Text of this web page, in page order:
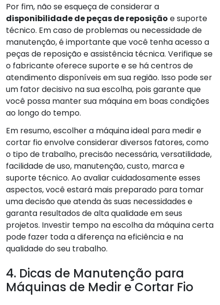
Por fim, não se esqueça de considerar a
disponibilidade de peças de reposição e suporte
técnico. Em caso de problemas ou necessidade de
manutenção, é importante que você tenha acesso a
peças de reposição e assistência técnica. Verifique se
o fabricante oferece suporte e se há centros de
atendimento disponíveis em sua região. Isso pode ser
um fator decisivo na sua escolha, pois garante que
você possa manter sua máquina em boas condições
ao longo do tempo.
Em resumo, escolher a máquina ideal para medir e
cortar fio envolve considerar diversos fatores, como
o tipo de trabalho, precisão necessária, versatilidade,
facilidade de uso, manutenção, custo, marca e
suporte técnico. Ao avaliar cuidadosamente esses
aspectos, você estará mais preparado para tomar
uma decisão que atenda às suas necessidades e
garanta resultados de alta qualidade em seus
projetos. Investir tempo na escolha da máquina certa
pode fazer toda a diferença na eficiência e na
qualidade do seu trabalho.
4. Dicas de Manutenção para
Máquinas de Medir e Cortar Fio